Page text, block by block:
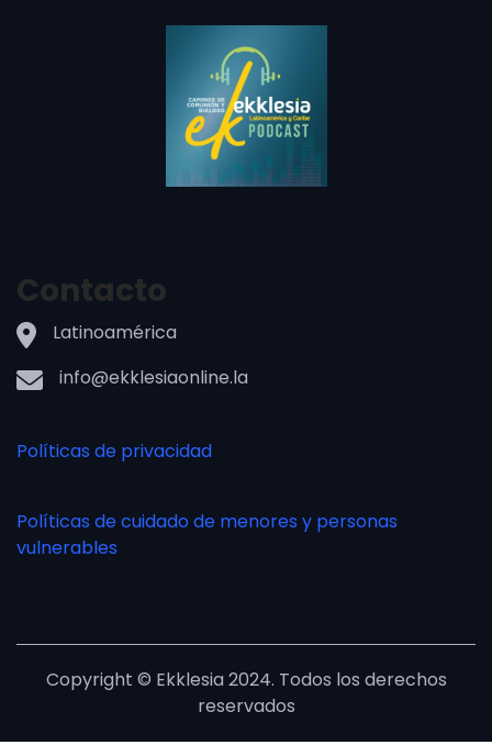
Contacto
Latinoamérica
info@ekklesiaonline.la
Políticas de privacidad
Políticas de cuidado de menores y personas
vulnerables
Copyright © Ekklesia 2024. Todos los derechos
reservados